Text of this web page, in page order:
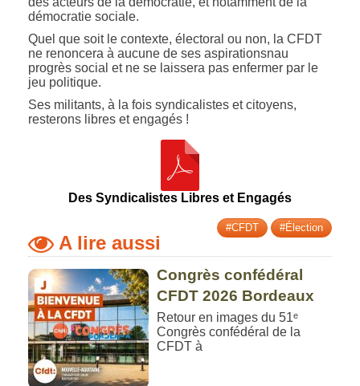
démocratie sociale.
Quel que soit le contexte, électoral ou non, la CFDT
ne renoncera à aucune de ses aspirationsnau
progrès social et ne se laissera pas enfermer par le
jeu politique.
Ses militants, à la fois syndicalistes et citoyens,
resterons libres et engagés !
Des Syndicalistes Libres et Engagés
#CFDT #Élection
A lire aussi
Congrès confédéral
CFDT 2026 Bordeaux
Retour en images du 51ᵉ
Congrès confédéral de la
CFDT à